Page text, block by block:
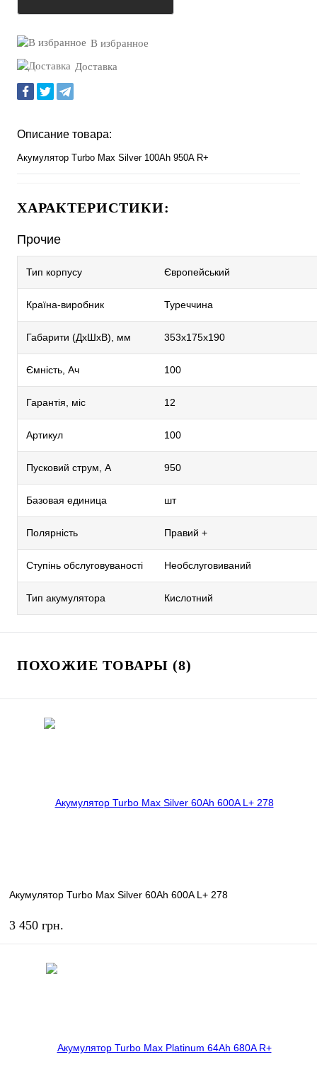
В избранное
Доставка
Описание товара:
Акумулятор Turbo Max Silver 100Ah 950A R+
ХАРАКТЕРИСТИКИ:
Прочие
Тип корпусу Європейський
Країна-виробник Туреччина
Габарити (ДхШхВ), мм 353х175х190
Ємність, Ач 100
Гарантія, міс 12
Артикул 100
Пусковий струм, А 950
Базовая единица шт
Полярність Правий +
Ступінь обслуговуваності Необслуговиваний
Тип акумулятора Кислотний
ПОХОЖИЕ ТОВАРЫ (8)
Акумулятор Turbo Max Silver 60Ah 600A L+ 278
3 450 грн.